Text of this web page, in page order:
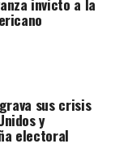
sus crisis
y
electoral